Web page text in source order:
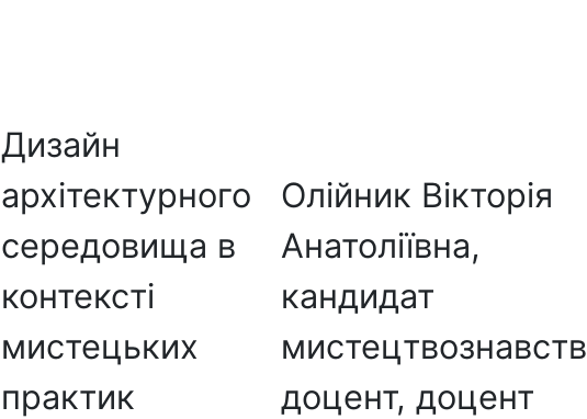
Дизайн
архітектурного
середовища в
контексті
мистецьких
практик
Олійник Вікторія
Анатоліївна,
кандидат
доцент, доцент